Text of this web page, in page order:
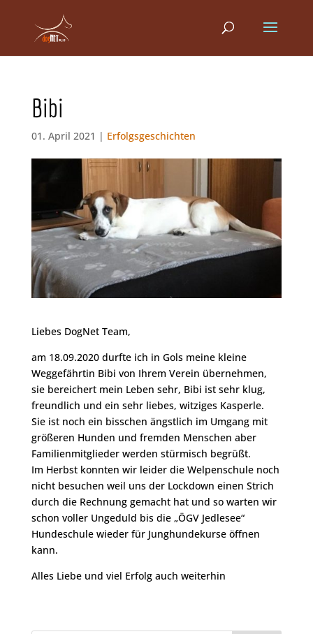
Bibi
01. April 2021 | Erfolgsgeschichten
Liebes DogNet Team,
am 18.09.2020 durfte ich in Gols meine kleine
Weggefährtin Bibi von Ihrem Verein übernehmen,
sie bereichert mein Leben sehr, Bibi ist sehr klug,
freundlich und ein sehr liebes, witziges Kasperle.
Sie ist noch ein bisschen ängstlich im Umgang mit
größeren Hunden und fremden Menschen aber
Familienmitglieder werden stürmisch begrüßt.
Im Herbst konnten wir leider die Welpenschule noch
nicht besuchen weil uns der Lockdown einen Strich
durch die Rechnung gemacht hat und so warten wir
schon voller Ungeduld bis die „ÖGV Jedlesee“
Hundeschule wieder für Junghundekurse öffnen
kann.
Alles Liebe und viel Erfolg auch weiterhin